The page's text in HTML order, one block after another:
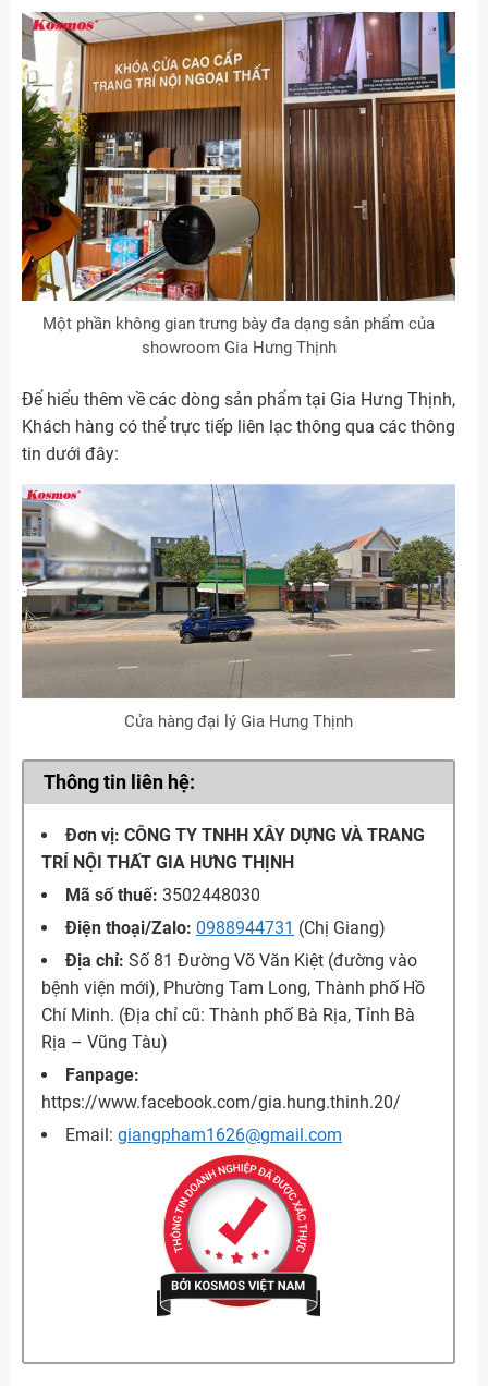
Một phần không gian trưng bày đa dạng sản phẩm của
showroom Gia Hưng Thịnh
Để hiểu thêm về các dòng sản phẩm tại Gia Hưng Thịnh,
Khách hàng có thể trực tiếp liên lạc thông qua các thông
tin dưới đây:
Cửa hàng đại lý Gia Hưng Thịnh
Thông tin liên hệ:
Đơn vị: CÔNG TY TNHH XÂY DỰNG VÀ TRANG
TRÍ NỘI THẤT GIA HƯNG THỊNH
Mã số thuế: 3502448030
Điện thoại/Zalo: 0988944731 (Chị Giang)
Địa chỉ: Số 81 Đường Võ Văn Kiệt (đường vào
bệnh viện mới), Phường Tam Long, Thành phố Hồ
Chí Minh. (Địa chỉ cũ: Thành phố Bà Rịa, Tỉnh Bà
Rịa – Vũng Tàu)
Fanpage:
https://www.facebook.com/gia.hung.thinh.20/
Email: giangpham1626@gmail.com